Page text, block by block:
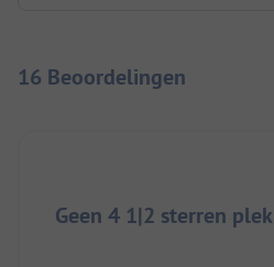
16 Beoordelingen
Geen 4 1|2 sterren plek